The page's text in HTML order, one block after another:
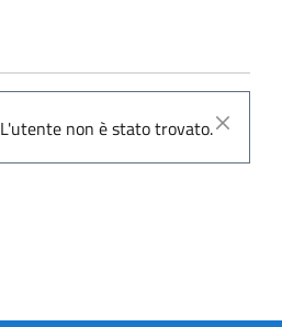
Chiudi
L'utente non è stato trovato.